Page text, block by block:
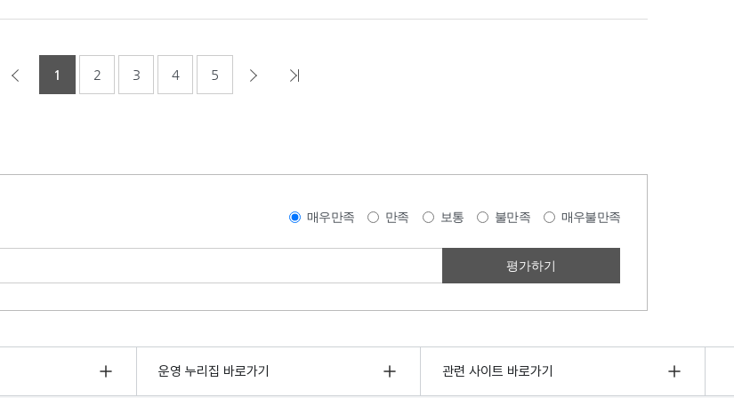
1 2 3 4 5
매우만족 만족 보통 불만족 매우불만족
운영 누리집 바로가기 관련 사이트 바로가기